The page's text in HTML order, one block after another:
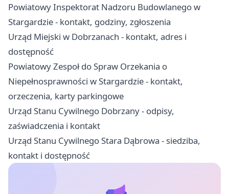
Powiatowy Inspektorat Nadzoru Budowlanego w
Stargardzie - kontakt, godziny, zgłoszenia
Urząd Miejski w Dobrzanach - kontakt, adres i
dostępność
Powiatowy Zespoł do Spraw Orzekania o
Niepełnosprawności w Stargardzie - kontakt,
orzeczenia, karty parkingowe
Urząd Stanu Cywilnego Dobrzany - odpisy,
zaświadczenia i kontakt
Urząd Stanu Cywilnego Stara Dąbrowa - siedziba,
kontakt i dostępność